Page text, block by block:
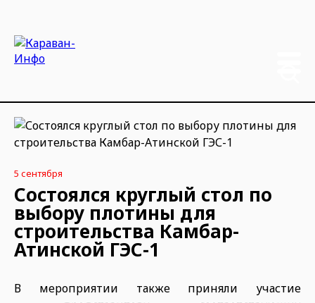
5 сентября
Состоялся круглый стол по
выбору плотины для
строительства Камбар-
Атинской ГЭС-1
В мероприятии также приняли участие